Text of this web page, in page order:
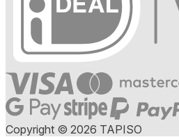
Copyright © 2026 TAPISO